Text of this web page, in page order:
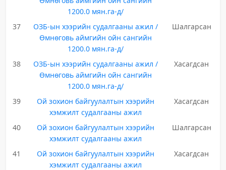
1200.0 мян.га-д/
37
ОЗБ-ын хээрийн судалгааны ажил /
Өмнөговь аймгийн ойн сангийн
1200.0 мян.га-д/
Шалгарсан
38
ОЗБ-ын хээрийн судалгааны ажил /
Өмнөговь аймгийн ойн сангийн
1200.0 мян.га-д/
Хасагдсан
39
Ой зохион байгуулалтын хээрийн
хэмжилт судалгааны ажил
Хасагдсан
40
Ой зохион байгуулалтын хээрийн
хэмжилт судалгааны ажил
Шалгарсан
41
Ой зохион байгуулалтын хээрийн
хэмжилт судалгааны ажил
Хасагдсан